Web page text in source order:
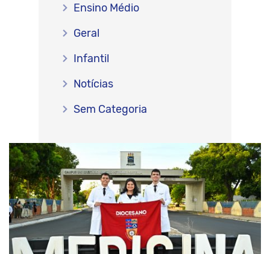
Ensino Médio
Geral
Infantil
Notícias
Sem Categoria